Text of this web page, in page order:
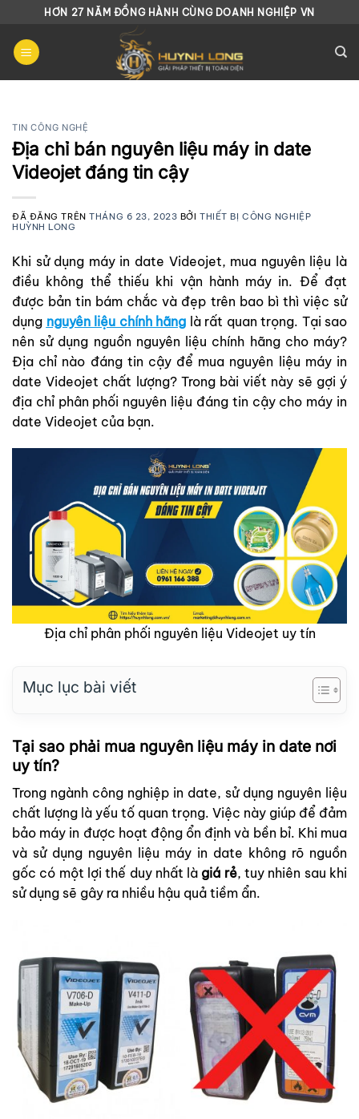
Chuyển
nội
dung
HƠN 27 NĂM ĐỒNG HÀNH CÙNG DOANH NGHIỆP VN
TIN CÔNG NGHỆ
Địa chỉ bán nguyên liệu máy in date
Videojet đáng tin cậy
ĐÃ ĐĂNG TRÊNTHÁNG 6 23, 2023 BỞITHIẾT BỊ CÔNG NGHIỆP
HUỲNH LONG
Khi sử dụng máy in date Videojet, mua nguyên liệu là
điều không thể thiếu khi vận hành máy in. Để đạt
được bản tin bám chắc và đẹp trên bao bì thì việc sử
dụng nguyên liệu chính hãng là rất quan trọng. Tại sao
nên sử dụng nguồn nguyên liệu chính hãng cho máy?
Địa chỉ nào đáng tin cậy để mua nguyên liệu máy in
date Videojet chất lượng? Trong bài viết này sẽ gợi ý
địa chỉ phân phối nguyên liệu đáng tin cậy cho máy in
date Videojet của bạn.
Địa chỉ phân phối nguyên liệu Videojet uy tín
Mục lục bài viết
Tại sao phải mua nguyên liệu máy in date nơi
uy tín?
Trong ngành công nghiệp in date, sử dụng nguyên liệu
chất lượng là yếu tố quan trọng. Việc này giúp để đảm
bảo máy in được hoạt động ổn định và bền bỉ. Khi mua
và sử dụng nguyên liệu máy in date không rõ nguồn
gốc có một lợi thế duy nhất là giá rẻ, tuy nhiên sau khi
sử dụng sẽ gây ra nhiều hậu quả tiềm ẩn.